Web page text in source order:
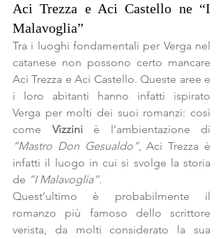
Aci Trezza e Aci Castello ne “I
Malavoglia”
Tra i luoghi fondamentali per Verga nel
catanese non possono certo mancare
Aci Trezza e Aci Castello. Queste aree e
i loro abitanti hanno infatti ispirato
Verga per molti dei suoi romanzi: così
come Vizzini
“Mastro Don Gesualdo”, Aci Trezza è
infatti il luogo in cui si svolge la storia
de “I Malavoglia”.
Quest’ultimo è probabilmente il
romanzo più famoso dello scrittore
verista, da molti considerato la sua